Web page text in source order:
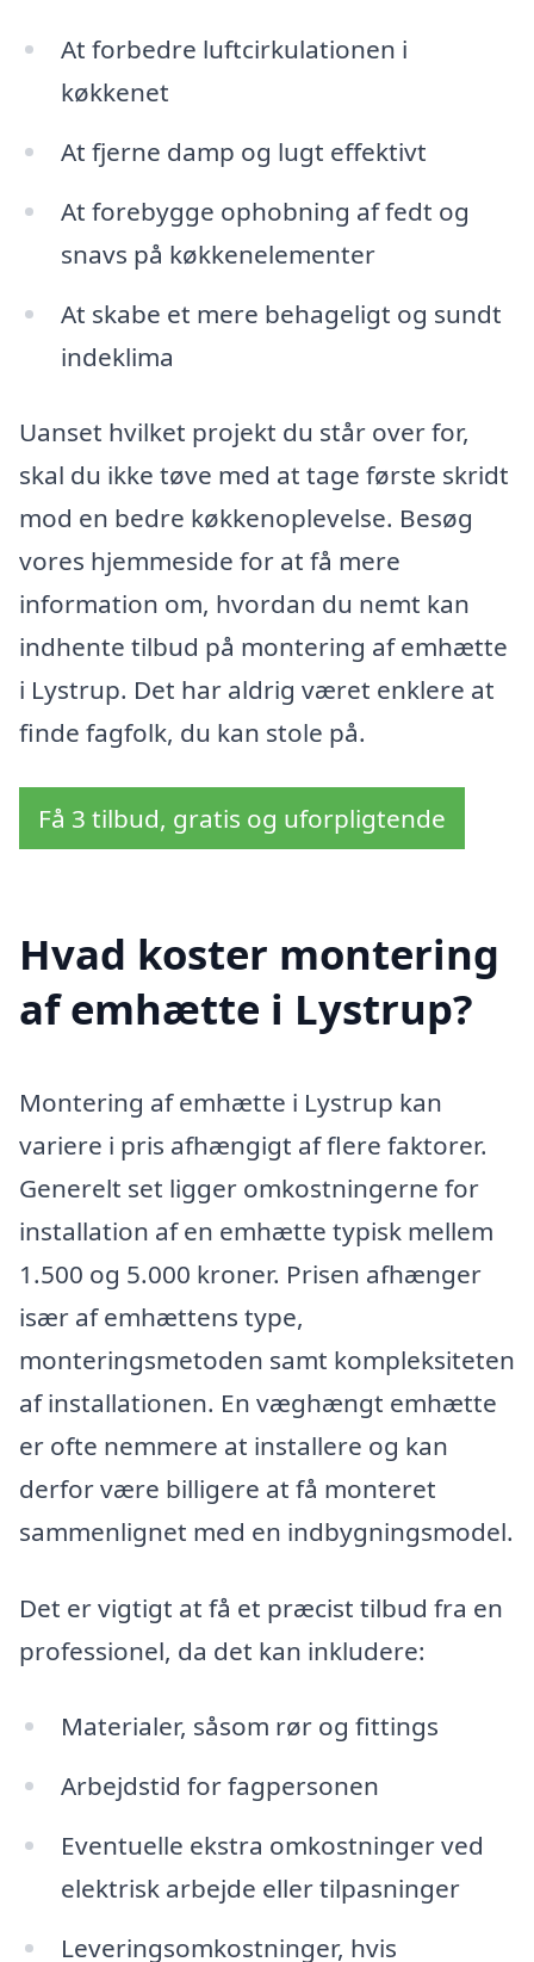
At forbedre luftcirkulationen i
køkkenet
At fjerne damp og lugt effektivt
At forebygge ophobning af fedt og
snavs på køkkenelementer
At skabe et mere behageligt og sundt
indeklima
Uanset hvilket projekt du står over for,
skal du ikke tøve med at tage første skridt
mod en bedre køkkenoplevelse. Besøg
vores hjemmeside for at få mere
information om, hvordan du nemt kan
indhente tilbud på montering af emhætte
i Lystrup. Det har aldrig været enklere at
finde fagfolk, du kan stole på.
Få 3 tilbud, gratis og uforpligtende
Hvad koster montering
af emhætte i Lystrup?
Montering af emhætte i Lystrup kan
variere i pris afhængigt af flere faktorer.
Generelt set ligger omkostningerne for
installation af en emhætte typisk mellem
1.500 og 5.000 kroner. Prisen afhænger
især af emhættens type,
monteringsmetoden samt kompleksiteten
af installationen. En væghængt emhætte
er ofte nemmere at installere og kan
derfor være billigere at få monteret
sammenlignet med en indbygningsmodel.
Det er vigtigt at få et præcist tilbud fra en
professionel, da det kan inkludere:
Materialer, såsom rør og fittings
Arbejdstid for fagpersonen
Eventuelle ekstra omkostninger ved
elektrisk arbejde eller tilpasninger
Leveringsomkostninger, hvis